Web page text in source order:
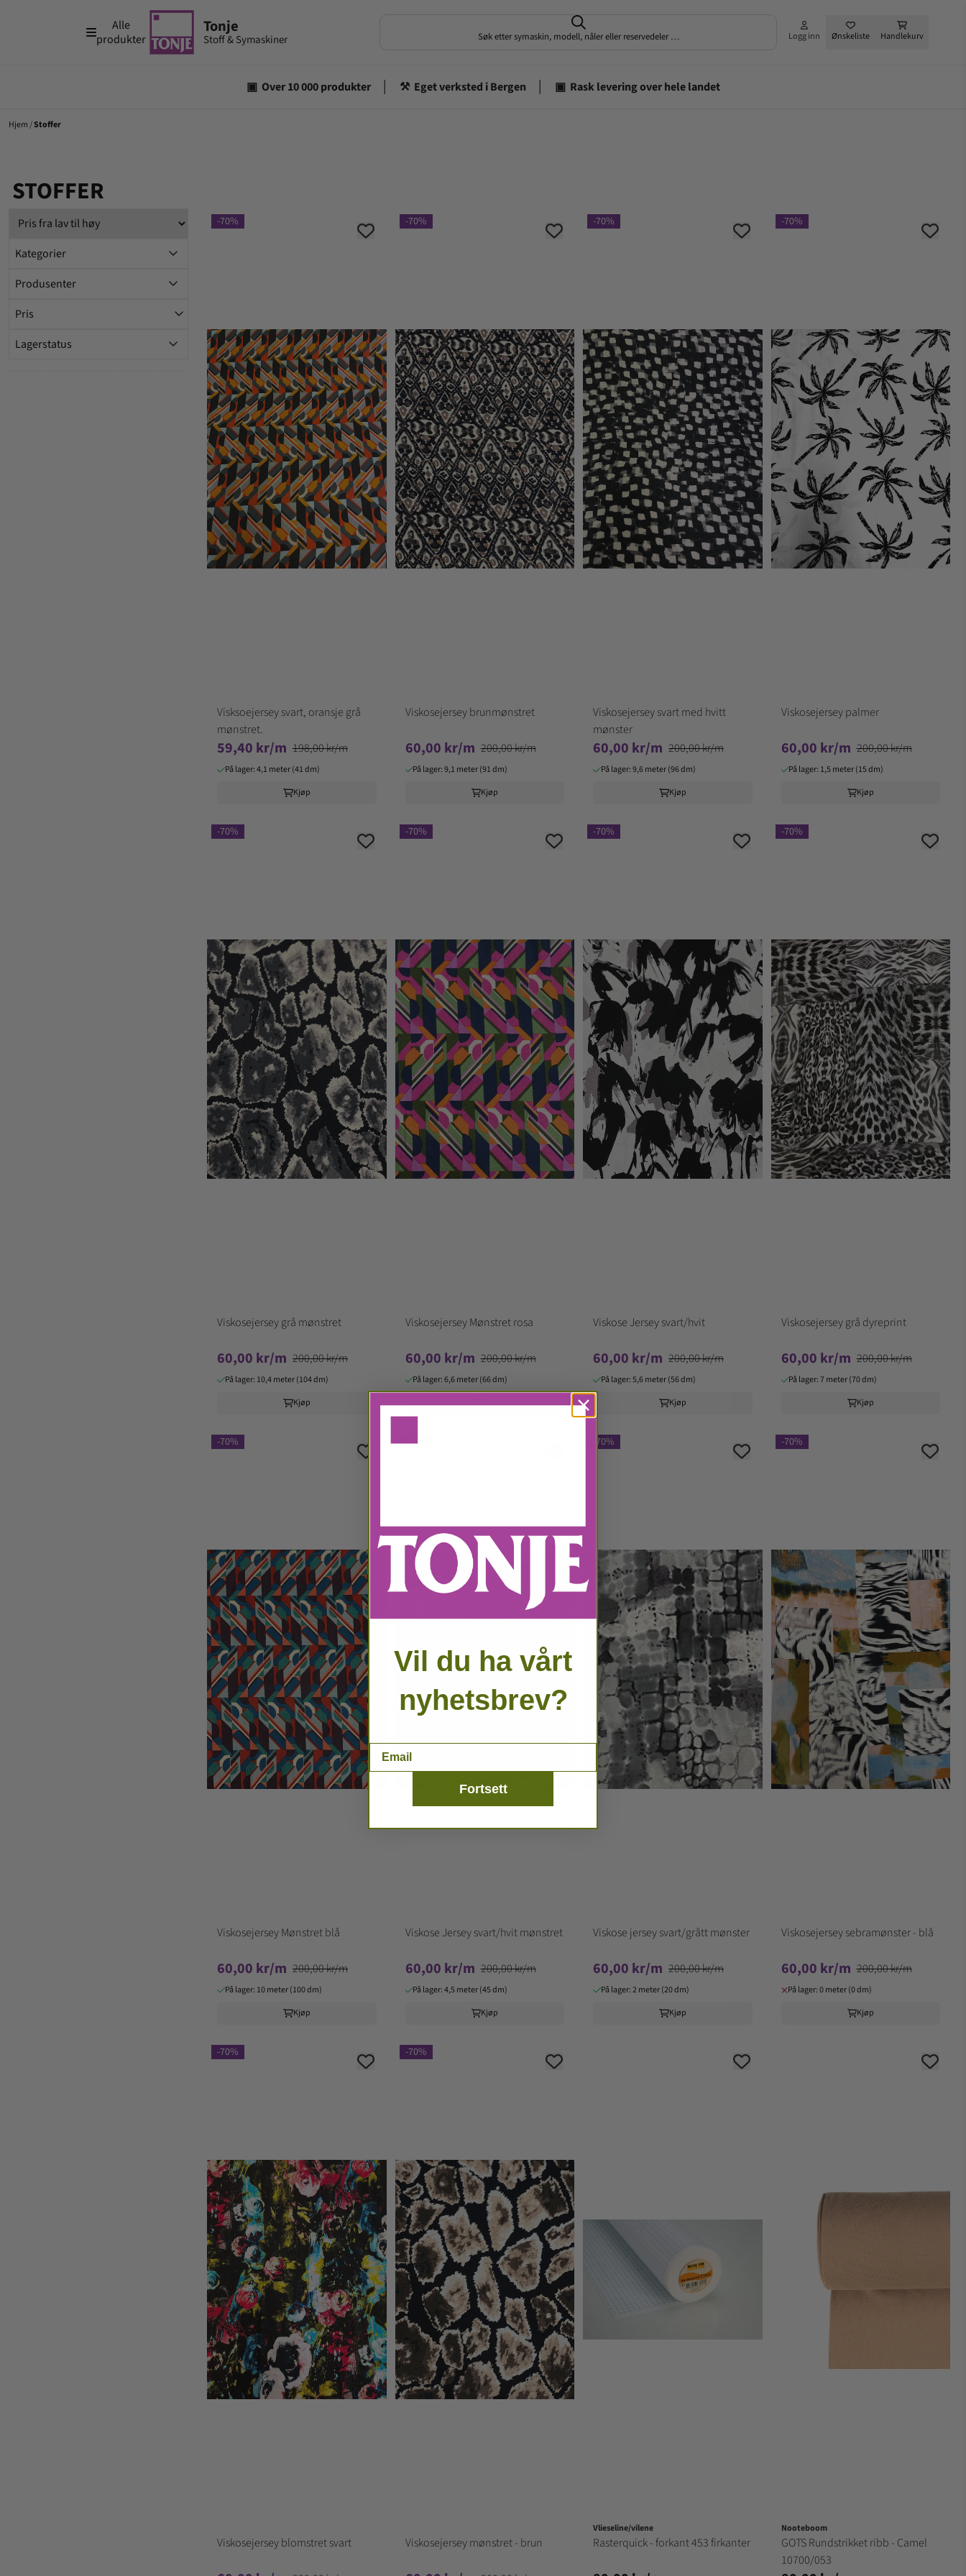
Alle
produkter
Søk etter symaskin, modell, nåler eller reservedeler … Logg inn Ønskeliste Handlekurv
Hjem/Stoffer
STOFFER
Kategorier
Produsenter
Pris
Lagerstatus
-70%
Visksoejersey svart, oransje grå
mønstret.
59,40 kr/m 198,00 kr/m
På lager: 4,1 meter (41 dm)
Kjøp
-70%
Viskosejersey brunmønstret
60,00 kr/m 200,00 kr/m
På lager: 9,1 meter (91 dm)
Kjøp
-70%
Viskosejersey svart med hvitt
mønster
60,00 kr/m 200,00 kr/m
På lager: 9,6 meter (96 dm)
Kjøp
-70%
Viskosejersey palmer
60,00 kr/m 200,00 kr/m
På lager: 1,5 meter (15 dm)
Kjøp
-70%
Viskosejersey grå mønstret
60,00 kr/m 200,00 kr/m
På lager: 10,4 meter (104 dm)
Kjøp
-70%
Viskosejersey Mønstret rosa
60,00 kr/m 200,00 kr/m
På lager: 6,6 meter (66 dm)
Kjøp
-70%
Viskose Jersey svart/hvit
60,00 kr/m 200,00 kr/m
På lager: 5,6 meter (56 dm)
Kjøp
-70%
Viskosejersey grå dyreprint
60,00 kr/m 200,00 kr/m
På lager: 7 meter (70 dm)
Kjøp
-70%
Viskosejersey Mønstret blå
60,00 kr/m 200,00 kr/m
På lager: 10 meter (100 dm)
Kjøp
-70%
Viskose Jersey svart/hvit mønstret
60,00 kr/m 200,00 kr/m
På lager: 4,5 meter (45 dm)
Kjøp
-70%
Viskose jersey svart/grått mønster
60,00 kr/m 200,00 kr/m
På lager: 2 meter (20 dm)
Kjøp
-70%
Viskosejersey sebramønster - blå
60,00 kr/m 200,00 kr/m
På lager: 0 meter (0 dm)
Kjøp
-70%
Viskosejersey blomstret svart
-70%
Viskosejersey mønstret - brun
Vlieseline/vilene
Rasterquick - forkant 453 firkanter
Nooteboom
GOTS Rundstrikket ribb - Camel
10700/053
Vil du ha vårt
nyhetsbrev?
Fortsett